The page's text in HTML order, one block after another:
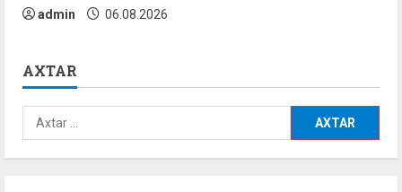
admin 06.08.2026
AXTAR
Axtarış: